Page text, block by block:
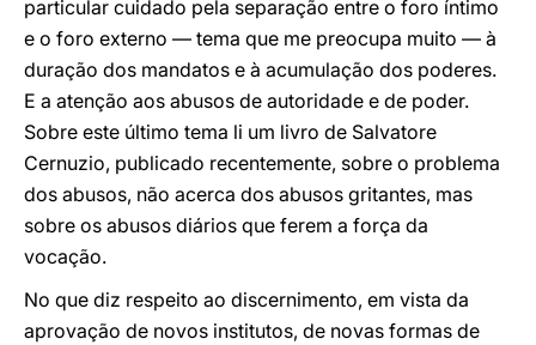
particular cuidado pela separação entre o foro íntimo
e o foro externo — tema que me preocupa muito — à
duração dos mandatos e à acumulação dos poderes.
E a atenção aos abusos de autoridade e de poder.
Sobre este último tema li um livro de Salvatore
Cernuzio, publicado recentemente, sobre o problema
dos abusos, não acerca dos abusos gritantes, mas
sobre os abusos diários que ferem a força da
vocação.
No que diz respeito ao discernimento, em vista da
aprovação de novos institutos, de novas formas de